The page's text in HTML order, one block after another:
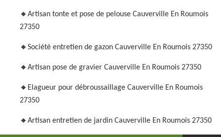
Artisan tonte et pose de pelouse Cauverville En Roumois
27350
Société entretien de gazon Cauverville En Roumois 27350
Artisan pose de gravier Cauverville En Roumois 27350
Elagueur pour débroussaillage Cauverville En Roumois
27350
Artisan entretien de jardin Cauverville En Roumois 27350